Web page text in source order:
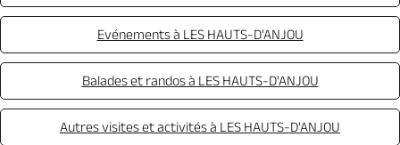
Evénements à LES HAUTS-D'ANJOU
Balades et randos à LES HAUTS-D'ANJOU
Autres visites et activités à LES HAUTS-D'ANJOU